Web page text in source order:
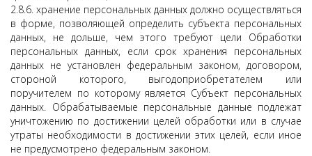
2.8.6. хранение персональных данных должно осуществляться
в форме, позволяющей определить субъекта персональных
данных, не дольше, чем этого требуют цели Обработки
персональных данных, если срок хранения персональных
данных не установлен федеральным законом, договором,
стороной которого, выгодоприобретателем или
поручителем по которому является Субъект персональных
данных. Обрабатываемые персональные данные подлежат
уничтожению по достижении целей обработки или в случае
утраты необходимости в достижении этих целей, если иное
не предусмотрено федеральным законом.